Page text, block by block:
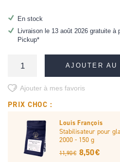
En stock
Livraison le 13 août 2026 gratuite à
Pickup*
AJOUTER
Ajouter à mes favoris
PRIX CHOC :
Louis François
Stabilisateur pour
2000 - 150 g
11,90 € 8,50 €